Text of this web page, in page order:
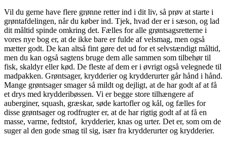
Vil du gerne have flere grønne retter ind i dit liv, så prøv at starte i
grøntafdelingen, når du køber ind. Tjek, hvad der er i sæson, og lad
dit måltid spinde omkring det. Fælles for alle grøntsagsretterne i
vores nye bog er, at de ikke bare er fulde af velsmag, men også
mætter godt. De kan altså fint gøre det ud for et selvstændigt måltid,
men du kan også sagtens bruge dem alle sammen som tilbehør til
fisk, skaldyr eller kød. De fleste af dem er i øvrigt også velegnede til
madpakken. Grøntsager, krydderier og krydderurter går hånd i hånd.
Mange grøntsager smager så mildt og dejligt, at de har godt af at få
et drys med krydderibøssen. Vi er begge store tilhængere af
auberginer, squash, græskar, søde kartofler og kål, og fælles for
disse grøntsager og rodfrugter er, at de har rigtig godt af at få en
masse, varme, fedtstof, krydderier, knas og urter. Det er, som om de
suger al den gode smag til sig, især fra krydderurter og krydderier.